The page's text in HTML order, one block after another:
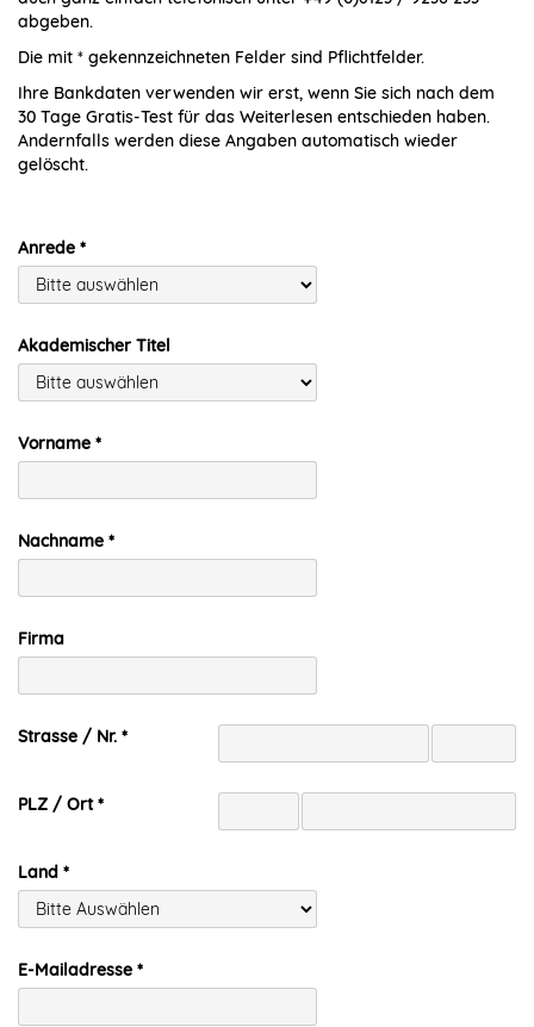
abgeben.
Die mit * gekennzeichneten Felder sind Pflichtfelder.
Ihre Bankdaten verwenden wir erst, wenn Sie sich nach dem
30 Tage Gratis-Test für das Weiterlesen entschieden haben.
Andernfalls werden diese Angaben automatisch wieder
gelöscht.
Anrede
Akademischer Titel
Vorname
Nachname
Firma
Strasse / Nr.
PLZ / Ort
Land
E-Mailadresse